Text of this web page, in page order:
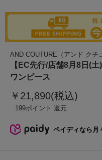
AND COUTURE（アンド クチ
【EC先行/店舗8月8日(
ワンピース
￥21,890(税込)
199
ペイディなら月